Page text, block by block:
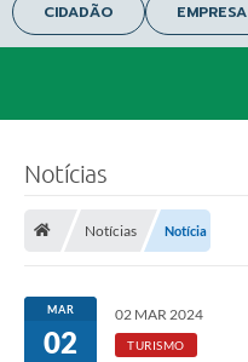
CIDADÃO EMPRESA
Notícias
Notícias Notícia
MAR
02
02 MAR 2024
TURISMO